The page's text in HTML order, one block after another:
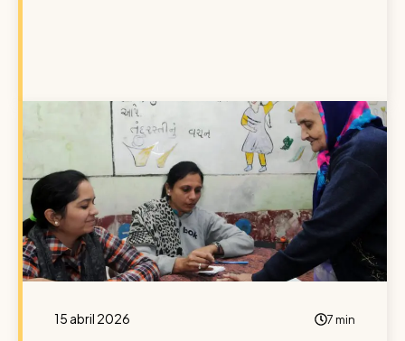
15 abril 2026 7 min